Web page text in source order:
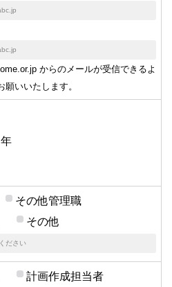
からのメールが受信できるよ
願いいたします。
年
その他管理職
その他
計画作成担当者